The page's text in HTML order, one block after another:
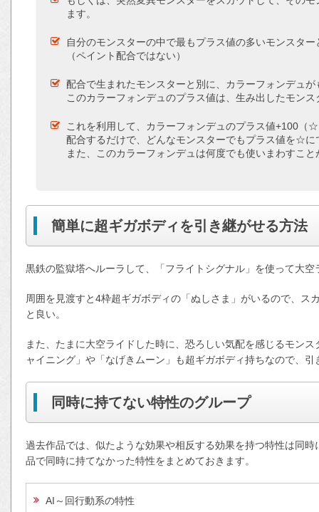
ます。
自分のモンスターの中で最もプラス値の多いモンスタ
（ペイント配合ではない）
配合で生まれたモンスターと別に、カラーフォンデュ
このカラーフォンデュのプラス値は、生み出したモン
これを利用して、カラーフォンデュのプラス値+100（
配合するだけで、どんなモンスターでもプラス値を☆に
また、このカラーフォンデュは何度でも使いまわすこと
簡単に超ギガボディを引き継がせる方法
黒鉄の監獄塔へルーラして、「フライトシグナル」を使って大空
周囲を見渡すと4枠超ギガボディの「ぬしさま」がいるので、ス
と良い。
また、たまに大空ライドした時に、恐ろしい気配を感じるモン
ャイニング」や「なげきムーン」も超ギガボディ持ちなので、引
同時に持てない特性のグループ
過去作品では、似たような効果や相反する効果を持つ特性は同
品で同時に持てなかった特性をまとめておきます。
AI～回行動系の特性